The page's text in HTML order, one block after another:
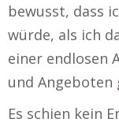
bewusst, dass
würde, als ich
einer endlosen
und Angeboten
Es schien kein